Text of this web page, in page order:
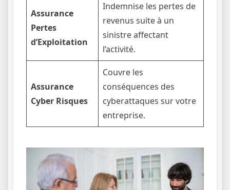
Assurance
Pertes
d’Exploitation
Indemnise les pertes de
revenus suite à un
sinistre affectant
l’activité.
Assurance
Cyber Risques
Couvre les
conséquences des
cyberattaques sur votre
entreprise.